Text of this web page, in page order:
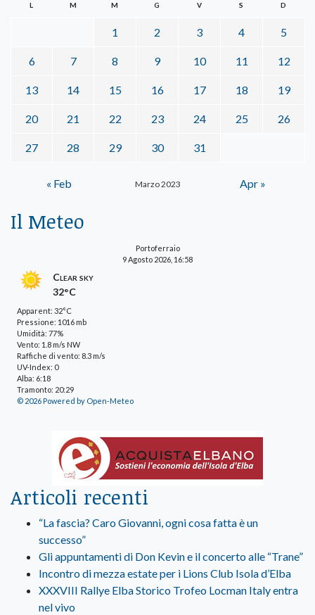
Marzo 2023
L M M G V S D
1 2 3 4 5
6 7 8 9 10 11 12
13 14 15 16 17 18 19
20 21 22 23 24 25 26
27 28 29 30 31
« Feb Apr »
Il Meteo
Portoferraio
9 Agosto 2026, 16:58
Clear sky
32°C
Apparent: 32°C
Pressione: 1016 mb
Umidità: 77%
Vento: 1.8 m/s NW
Raffiche di vento: 8.3 m/s
UV-Index: 0
Alba: 6:18
Tramonto: 20:29
© 2026 Powered by Open-Meteo
Articoli recenti
“La fascia? Caro Giovanni, ogni cosa fatta è un
successo”
Gli appuntamenti di Don Kevin e il concerto alle “Trane”
Incontro di mezza estate per i Lions Club Isola d’Elba
XXXVIII Rallye Elba Storico Trofeo Locman Italy entra
nel vivo